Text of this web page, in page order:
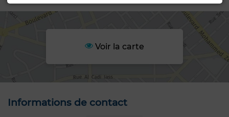
Voir la carte
Informations de contact